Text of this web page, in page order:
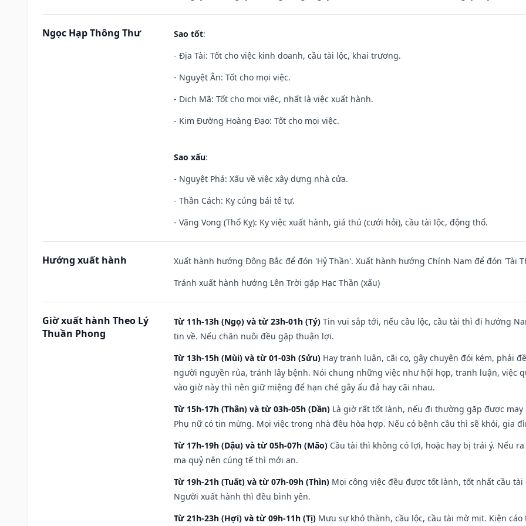
Ngọc Hạp Thông Thư Sao tốt:
- Địa Tài: Tốt cho việc kinh doanh, cầu tài lộc, khai trương.
- Nguyệt Ân: Tốt cho mọi việc.
- Dịch Mã: Tốt cho mọi việc, nhất là việc xuất hành.
- Kim Đường Hoàng Đạo: Tốt cho mọi việc.
Sao xấu:
- Nguyệt Phá: Xấu về việc xây dựng nhà cửa.
- Thần Cách: Kỵ cúng bái tế tự.
- Vãng Vong (Thổ Kỵ): Kỵ việc xuất hành, giá thú (cưới hỏi), cầu tài lộc, động thổ.
Hướng xuất hành
Xuất hành hướng Đông Bắc để đón 'Hỷ Thần'. Xuất hành hướng Chính Nam để đón 'Tài
Tránh xuất hành hướng Lên Trời gặp Hạc Thần (xấu)
Giờ xuất hành Theo Lý
Thuần Phong
Từ 11h-13h (Ngọ) và từ 23h-01h (Tý) Tin vui sắp tới, nếu cầu lộc, cầu tài thì đi hướng
tin về. Nếu chăn nuôi đều gặp thuận lợi.
Từ 13h-15h (Mùi) và từ 01-03h (Sửu) Hay tranh luận, cãi cọ, gây chuyện đói kém, phải
người nguyền rủa, tránh lây bệnh. Nói chung những việc như hội họp, tranh luận, việc
vào giờ này thì nên giữ miệng để hạn ché gây ẩu đả hay cãi nhau.
Từ 15h-17h (Thân) và từ 03h-05h (Dần) Là giờ rất tốt lành, nếu đi thường gặp được
Phụ nữ có tin mừng. Mọi việc trong nhà đều hòa hợp. Nếu có bệnh cầu thì sẽ khỏi, gia
Từ 17h-19h (Dậu) và từ 05h-07h (Mão) Cầu tài thì không có lợi, hoặc hay bị trái ý. Nếu
ma quỷ nên cúng tế thì mới an.
Từ 19h-21h (Tuất) và từ 07h-09h (Thìn) Mọi công việc đều được tốt lành, tốt nhất cầu
Người xuất hành thì đều bình yên.
Từ 21h-23h (Hợi) và từ 09h-11h (Tị) Mưu sự khó thành, cầu lộc, cầu tài mờ mịt. Kiện